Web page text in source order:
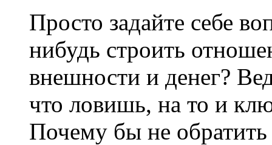
Просто задайте себе
нибудь строить
внешности и денег?
что ловишь, на то и
Почему бы не